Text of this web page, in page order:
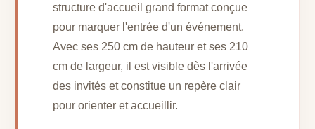
structure d'accueil grand format conçue
pour marquer l'entrée d'un événement.
Avec ses 250 cm de hauteur et ses 210
cm de largeur, il est visible dès l'arrivée
des invités et constitue un repère clair
pour orienter et accueillir.